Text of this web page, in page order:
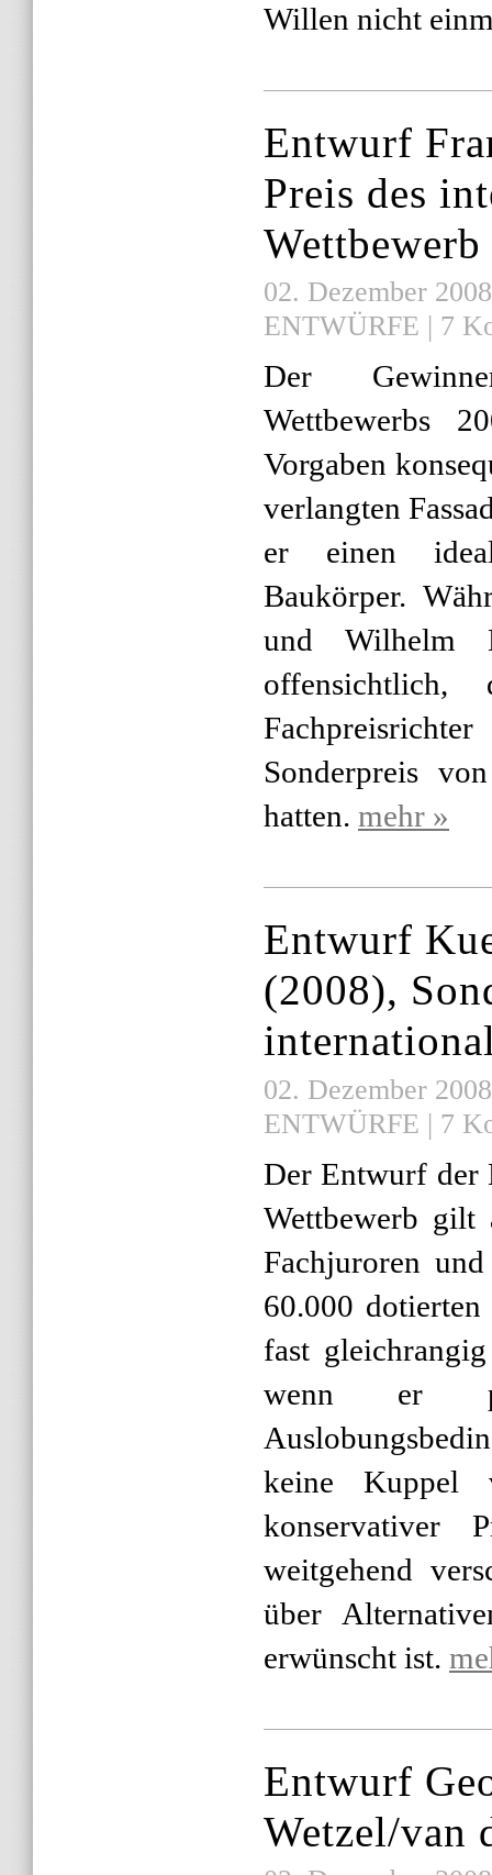
Willen nicht
Entwurf
Preis des
Wettbewerb
02. Dezember
ENTWÜRFE | 7
Der
Wettbewerbs
Vorgaben
verlangten
er einen
Baukörper.
und Wilhelm
Sonderpreis
hatten. mehr »
Entwurf
(2008),
02. Dezember
ENTWÜRFE | 7
Der Entwurf der
Wettbewerb gilt
Fachjuroren
60.000
fast
wenn er
keine Kuppel
konservativer
weitgehend
über
erwünscht ist.
Entwurf
Wetzel/van